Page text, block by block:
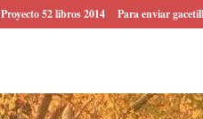
Proyecto 52 libros 2014 Para enviar